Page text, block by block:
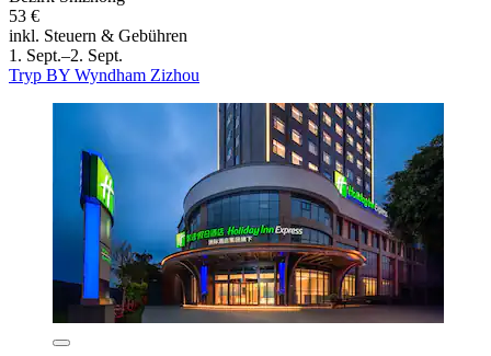
53 €
inkl. Steuern & Gebühren
1. Sept.–2. Sept.
Tryp BY Wyndham Zizhou